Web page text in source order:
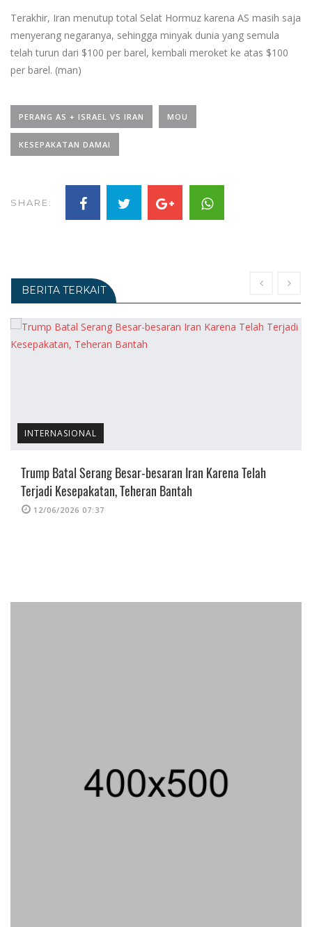
Terakhir, Iran menutup total Selat Hormuz karena AS masih saja
menyerang negaranya, sehingga minyak dunia yang semula
telah turun dari $100 per barel, kembali meroket ke atas $100
per barel. (man)
PERANG AS + ISRAEL VS IRAN MOU
KESEPAKATAN DAMAI
SHARE:
BERITA TERKAIT
INTERNASIONAL
Trump Batal Serang Besar-besaran Iran Karena Telah
Terjadi Kesepakatan, Teheran Bantah
12/06/2026 07:37